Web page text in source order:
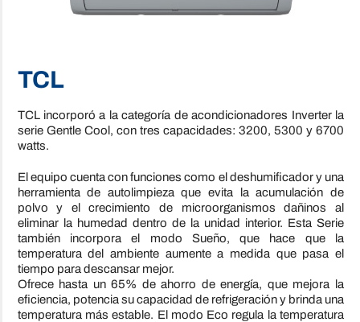
TCL
TCL incorporó a la categoría de acondicionadores Inverter la
serie Gentle Cool, con tres capacidades: 3200, 5300 y 6700
watts.
El equipo cuenta con funciones como el deshumificador y una
herramienta de autolimpieza que evita la acumulación de
polvo y el crecimiento de microorganismos dañinos al
eliminar la humedad dentro de la unidad interior. Esta Serie
también incorpora el modo Sueño, que hace que la
temperatura del ambiente aumente a medida que pasa el
tiempo para descansar mejor.
Ofrece hasta un 65% de ahorro de energía, que mejora la
eficiencia, potencia su capacidad de refrigeración y brinda una
temperatura más estable. El modo Eco regula la temperatura